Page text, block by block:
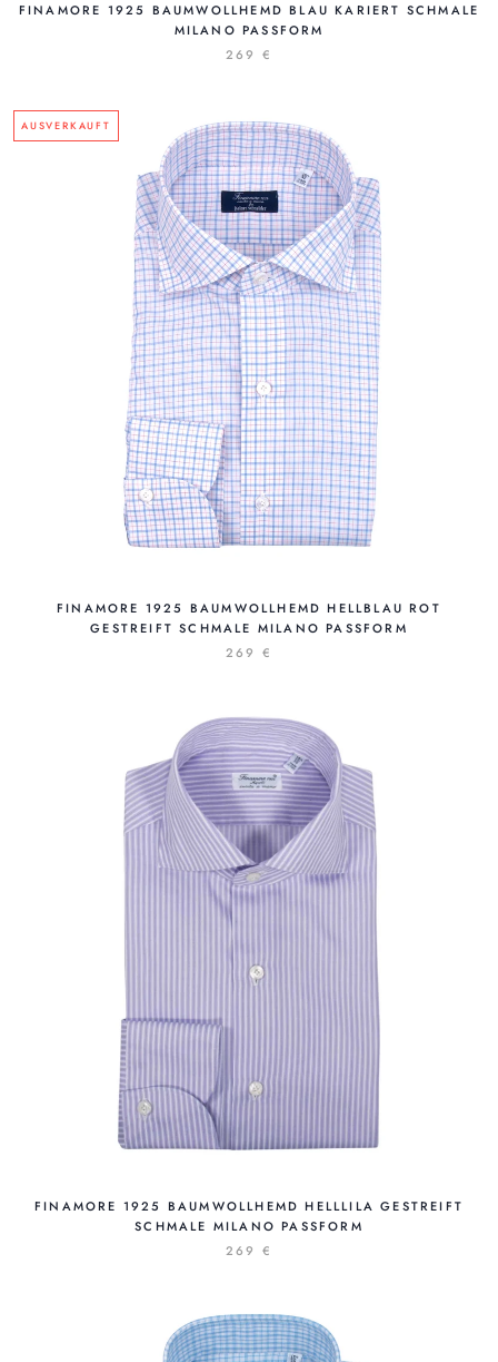
FINAMORE 1925 BAUMWOLLHEMD BLAU KARIERT SCHMALE
MILANO PASSFORM
269 €
AUSVERKAUFT
FINAMORE 1925 BAUMWOLLHEMD HELLBLAU ROT
GESTREIFT SCHMALE MILANO PASSFORM
269 €
FINAMORE 1925 BAUMWOLLHEMD HELLLILA GESTREIFT
SCHMALE MILANO PASSFORM
269 €